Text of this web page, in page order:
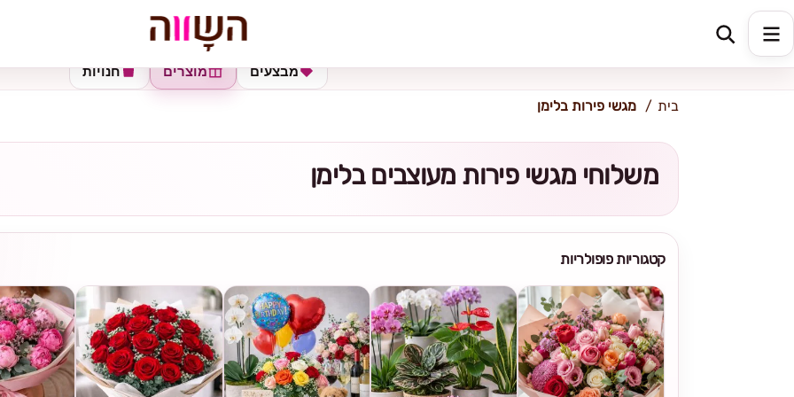
כתובת למשלוח
חנויות מוצרים מבצעים
בית מגשי פירות בלימן
משלוחי מגשי פירות מעוצבים בלימן
קטגוריות פופולריות